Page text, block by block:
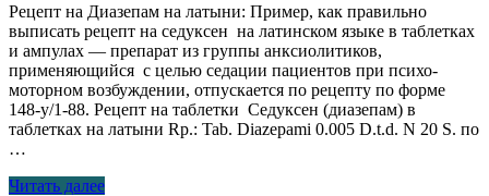
Рецепт на Диазепам на латыни: Пример, как правильно
выписать рецепт на седуксен на латинском языке в таблетках
и ампулах — препарат из группы анксиолитиков,
применяющийся с целью седации пациентов при психо-
моторном возбуждении, отпускается по рецепту по форме
148-у/1-88. Рецепт на таблетки Седуксен (диазепам) в
таблетках на латыни Rp.: Tab. Diazepami 0.005 D.t.d. N 20 S. по
…
Читать далее